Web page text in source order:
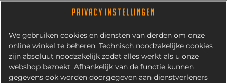
PRIVACY INSTELLINGEN
We gebruiken cookies en diensten van derden om onze
online winkel te beheren. Technisch noodzakelijke cookies
zijn absoluut noodzakelijk zodat alles werkt als u onze
webshop bezoekt. Afhankelijk van de functie kunnen
gegevens ook worden doorgegeven aan dienstverleners